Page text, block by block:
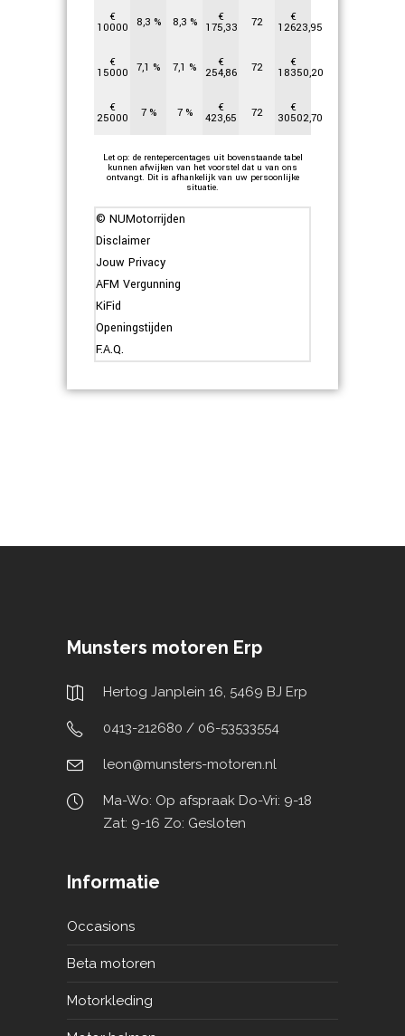
€
10000 8,3 % 8,3 % €
175,33 72 €
12623,95
€
15000 7,1 % 7,1 % €
254,86 72 €
18350,20
€
25000 7 % 7 % €
423,65 72 €
30502,70
Let op: de rentepercentages uit bovenstaande tabel
kunnen afwijken van het voorstel dat u van ons
ontvangt. Dit is afhankelijk van uw persoonlijke
situatie.
© NUMotorrijden
Disclaimer
Jouw Privacy
AFM Vergunning
KiFid
Openingstijden
F.A.Q.
Munsters motoren Erp
Hertog Janplein 16, 5469 BJ Erp
0413-212680 / 06-53533554
leon@munsters-motoren.nl
Ma-Wo: Op afspraak Do-Vri: 9-18
Zat: 9-16 Zo: Gesloten
Informatie
Occasions
Beta motoren
Motorkleding